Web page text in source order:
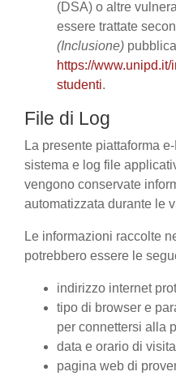
(DSA) o altre
essere trattate
(Inclusione)
https://
studenti.
File di Log
La presente piattaforma
sistema e log file
vengono conservate
automatizzata durante le
Le informazioni raccolte
potrebbero essere le
indirizzo internet
tipo di browser e
per connettersi alla
data e orario di
pagina web di